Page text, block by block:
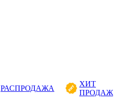
РАСПРОДАЖА
ХИТ
ПРОДАЖ